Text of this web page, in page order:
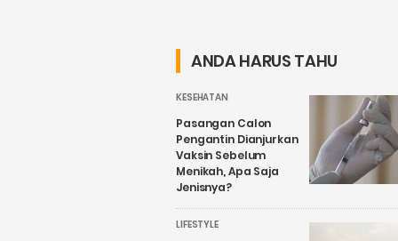
Sekadar
Wacana
ANDA HARUS TAHU
KESEHATAN
Pasangan Calon
Pengantin Dianjurkan
Vaksin Sebelum
Menikah, Apa Saja
Jenisnya?
LIFESTYLE